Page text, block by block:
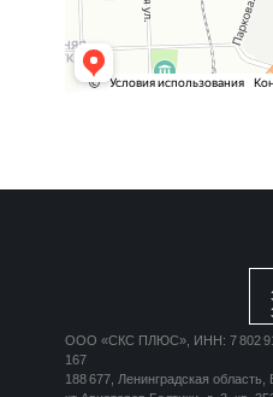
ООО «СКС ПЛЮС», ИНН: 7 802
167
188 677, Ленинградская